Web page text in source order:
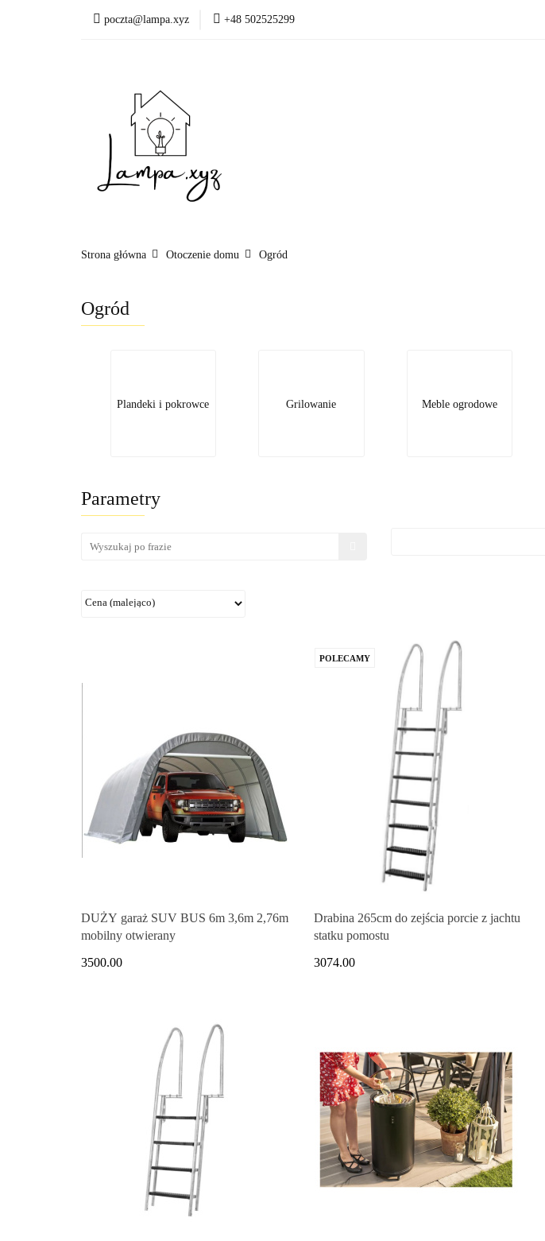
poczta@lampa.xyz +48 502525299
Strona główna Otoczenie domu Ogród
Ogród
Plandeki i pokrowce Grilowanie Meble ogrodowe
Parametry
DUŻY garaż SUV BUS 6m 3,6m 2,76m
mobilny otwierany
3500.00
POLECAMY
Drabina 265cm do zejścia porcie z jachtu
statku pomostu
3074.00